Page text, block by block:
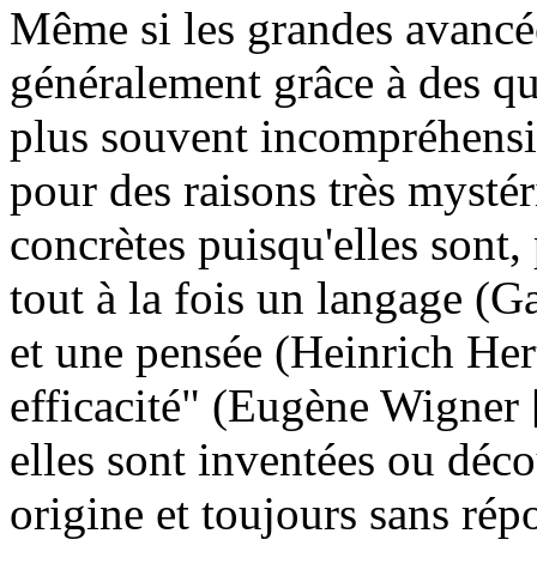
Même si les grandes
généralement grâce à des
plus souvent
pour des raisons très
concrètes puisqu'elles
tout à la fois un langage
et une pensée (Heinrich
efficacité" (Eugène Wigner
elles sont inventées ou
origine et toujours sans